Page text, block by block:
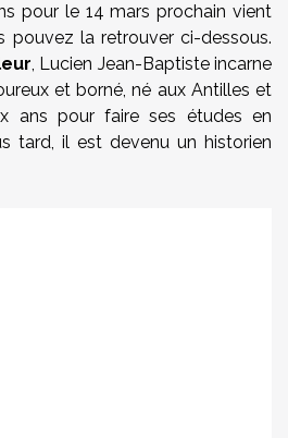
pour le 14 mars prochain vient
pouvez la retrouver ci-dessous.
, Lucien Jean-Baptiste incarne
et borné, né aux Antilles et
ans pour faire ses études en
tard, il est devenu un historien